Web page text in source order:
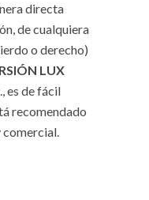
directa
de cualquiera
o derecho)
LUX
es de fácil
recomendado
comercial.